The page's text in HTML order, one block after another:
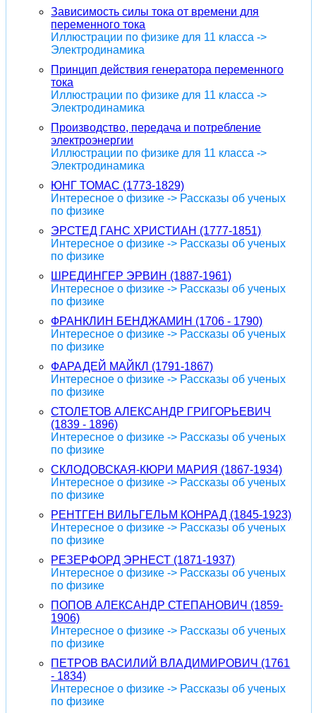
Зависимость силы тока от времени для
переменного тока
Иллюстрации по физике для 11 класса ->
Электродинамика
Принцип действия генератора переменного
тока
Иллюстрации по физике для 11 класса ->
Электродинамика
Производство, передача и потребление
электроэнергии
Иллюстрации по физике для 11 класса ->
Электродинамика
ЮНГ ТОМАС (1773-1829)
Интересное о физике -> Рассказы об ученых
по физике
ЭРСТЕД ГАНС ХРИСТИАН (1777-1851)
Интересное о физике -> Рассказы об ученых
по физике
ШРЕДИНГЕР ЭРВИН (1887-1961)
Интересное о физике -> Рассказы об ученых
по физике
ФРАНКЛИН БЕНДЖАМИН (1706 - 1790)
Интересное о физике -> Рассказы об ученых
по физике
ФАРАДЕЙ МАЙКЛ (1791-1867)
Интересное о физике -> Рассказы об ученых
по физике
СТОЛЕТОВ АЛЕКСАНДР ГРИГОРЬЕВИЧ
(1839 - 1896)
Интересное о физике -> Рассказы об ученых
по физике
СКЛОДОВСКАЯ-КЮРИ МАРИЯ (1867-1934)
Интересное о физике -> Рассказы об ученых
по физике
РЕНТГЕН ВИЛЬГЕЛЬМ КОНРАД (1845-1923)
Интересное о физике -> Рассказы об ученых
по физике
РЕЗЕРФОРД ЭРНЕСТ (1871-1937)
Интересное о физике -> Рассказы об ученых
по физике
ПОПОВ АЛЕКСАНДР СТЕПАНОВИЧ (1859-
1906)
Интересное о физике -> Рассказы об ученых
по физике
ПЕТРОВ ВАСИЛИЙ ВЛАДИМИРОВИЧ (1761
- 1834)
Интересное о физике -> Рассказы об ученых
по физике